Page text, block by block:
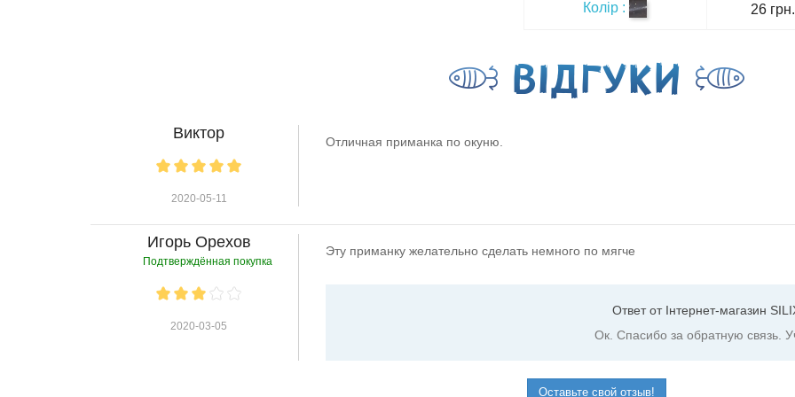
Колір : 26 грн.
ВIДГУКИ
Виктор
2020-05-11
Отличная приманка по окуню.
Игорь Орехов
Подтверждённая покупка
2020-03-05
Эту приманку желательно сделать немного по мягче
Ответ от Інтернет-магазин
Ок. Спасибо за обратную связь.
Оставьте свой отзыв!